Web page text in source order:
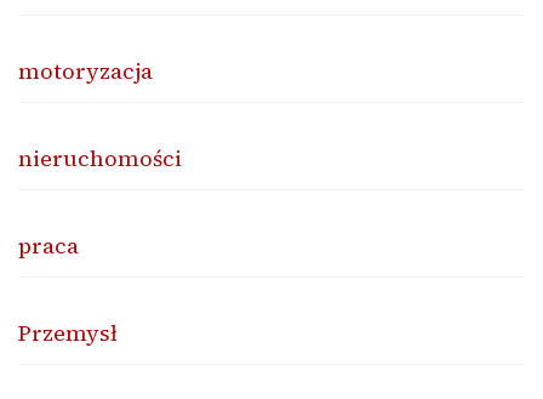
motoryzacja
nieruchomości
praca
Przemysł